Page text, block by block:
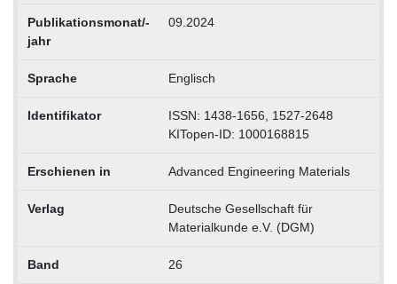
Publikationsmonat/-
jahr
09.2024
Sprache Englisch
Identifikator
ISSN: 1438-1656, 1527-2648
KITopen-ID: 1000168815
Erschienen in Advanced Engineering Materials
Verlag
Deutsche Gesellschaft für
Materialkunde e.V. (DGM)
Band 26